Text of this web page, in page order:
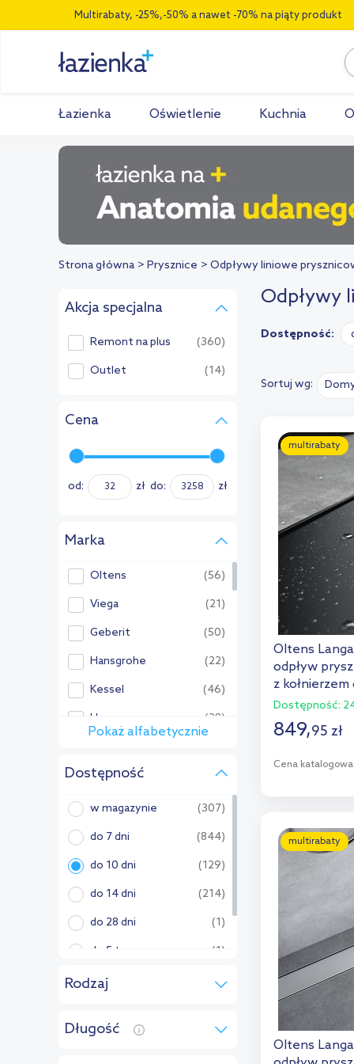
Multirabaty, -25%,-50% a nawet -70% na piąty produkt
Łazienka Oświetlenie Kuchnia
Strona główna Prysznice Odpływy liniowe
Akcja specjalna
Remont na plus (360)
Outlet (14)
Cena
od: zł do: zł
Marka
Oltens (56)
Viega (21)
Geberit (50)
Hansgrohe (22)
Kessel (46)
Hagser (28)
ACO (30)
Alca (11)
Balneo (99)
Besco (2)
Cersanit (26)
Dallmer (1)
Deante (29)
Ferro (5)
Pokaż alfabetycznie
Dostępność
w magazynie (307)
do 7 dni (844)
do 10 dni (129)
do 14 dni (214)
do 28 dni (1)
do 5 tyg. (1)
na zamówienie (1280)
Rodzaj
punktowy (37)
Długość
Odpływy
Dostępność:
Sortuj wg:
multirabaty
Oltens
odpływ
z
Dostępność:
849,95 zł
Cena katalogowa:
multirabaty
Oltens